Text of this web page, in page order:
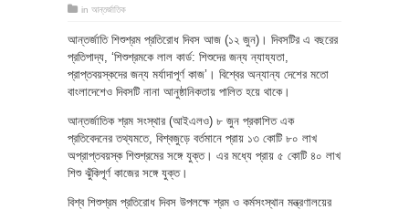
in আন্তর্জাতিক
আন্তর্জাতি শিশুশ্রম প্রতিরোধ দিবস আজ (১২ জুন)। দিবসটির এ বছরের
প্রতিপাদ্য, ‘শিশুশ্রমকে লাল কার্ড: শিশুদের জন্য ন্যায্যতা,
প্রাপ্তবয়স্কদের জন্য মর্যাদাপূর্ণ কাজ’। বিশ্বের অন্যান্য দেশের মতো
বাংলাদেশেও দিবসটি নানা আনুষ্ঠানিকতায় পালিত হয়ে থাকে।
আন্তর্জাতিক শ্রম সংস্থার (আইএলও) ৮ জুন প্রকাশিত এক
প্রতিবেদনের তথ্যমতে, বিশ্বজুড়ে বর্তমানে প্রায় ১৩ কোটি ৮০ লাখ
অপ্রাপ্তবয়স্ক শিশুশ্রমের সঙ্গে যুক্ত। এর মধ্যে প্রায় ৫ কোটি ৪০ লাখ
শিশু ঝুঁকিপূর্ণ কাজের সঙ্গে যুক্ত।
বিশ্ব শিশুশ্রম প্রতিরোধ দিবস উপলক্ষে শ্রম ও কর্মসংস্থান মন্ত্রণালয়ের